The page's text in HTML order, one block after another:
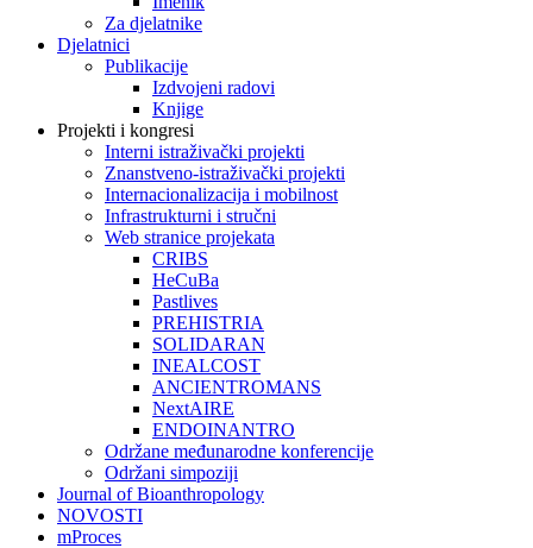
Za djelatnike
Djelatnici
Publikacije
Izdvojeni radovi
Knjige
Projekti i kongresi
Interni istraživački projekti
Znanstveno-istraživački projekti
Internacionalizacija i mobilnost
Infrastrukturni i stručni
Web stranice projekata
CRIBS
HeCuBa
Pastlives
PREHISTRIA
SOLIDARAN
INEALCOST
ANCIENTROMANS
NextAIRE
ENDOINANTRO
Održane međunarodne konferencije
Održani simpoziji
Journal of Bioanthropology
NOVOSTI
mProces